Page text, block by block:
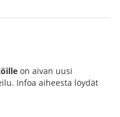
on aivan uusi
Infoa aiheesta löydät